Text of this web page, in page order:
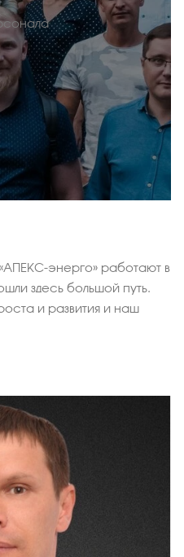
энерго» работают в
здесь большой путь.
и развития и наш